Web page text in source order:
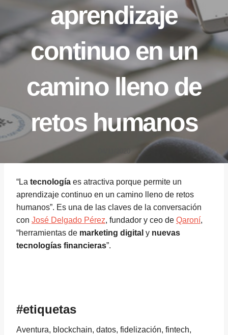
aprendizaje
continuo en un
camino lleno de
retos humanos
“La tecnología es atractiva porque permite un
aprendizaje continuo en un camino lleno de retos
humanos”. Es una de las claves de la conversación
con José Delgado Pérez, fundador y ceo de Qaroní,
“herramientas de marketing digital y nuevas
tecnologías financieras”.
#etiquetas
Aventura, blockchain, datos, fidelización, fintech,